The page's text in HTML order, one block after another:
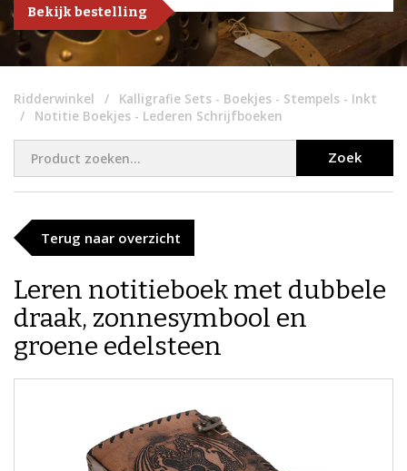
Bekijk bestelling
Ridderwinkel
Kalligrafie Sets - Boekjes - Stempels - Inkt
Notitie Boekjes - Lederen Schrijfboeken
Zoek
Terug naar overzicht
Leren notitieboek met dubbele
draak, zonnesymbool en
groene edelsteen